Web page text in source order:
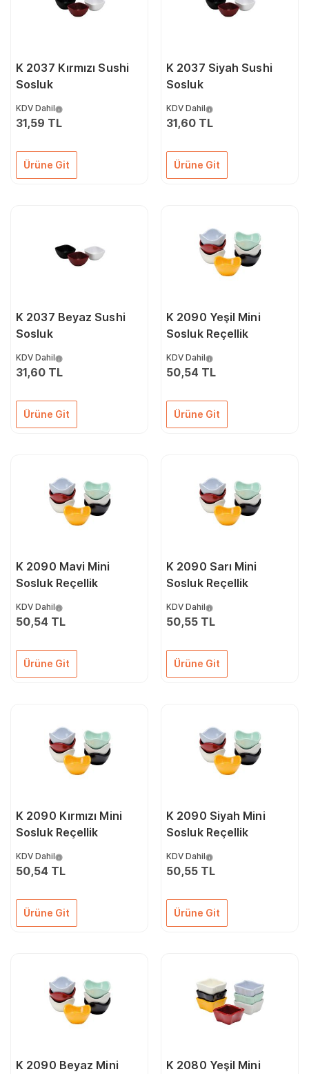
K 2037 Kırmızı Sushi
Sosluk
KDV Dahil
31,59 TL
Ürüne Git
K 2037 Siyah Sushi
Sosluk
KDV Dahil
31,60 TL
Ürüne Git
K 2037 Beyaz Sushi
Sosluk
KDV Dahil
31,60 TL
Ürüne Git
K 2090 Yeşil Mini
Sosluk Reçellik
KDV Dahil
50,54 TL
Ürüne Git
K 2090 Mavi Mini
Sosluk Reçellik
KDV Dahil
50,54 TL
Ürüne Git
K 2090 Sarı Mini
Sosluk Reçellik
KDV Dahil
50,55 TL
Ürüne Git
K 2090 Kırmızı Mini
Sosluk Reçellik
KDV Dahil
50,54 TL
Ürüne Git
K 2090 Siyah Mini
Sosluk Reçellik
KDV Dahil
50,55 TL
Ürüne Git
K 2090 Beyaz Mini K 2080 Yeşil Mini